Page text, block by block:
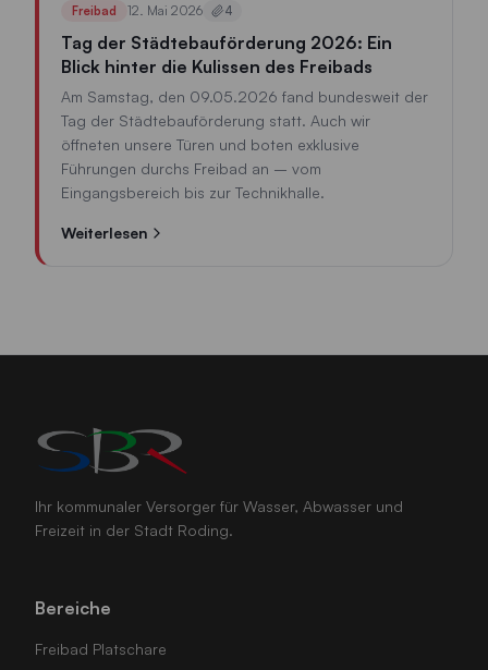
roding.de und mitmachen!
Freibad 12. Mai 2026 4
Tag der Städtebauförderung 2026: Ein
Blick hinter die Kulissen des Freibads
Am Samstag, den 09.05.2026 fand bundesweit der
Tag der Städtebauförderung statt. Auch wir
öffneten unsere Türen und boten exklusive
Führungen durchs Freibad an – vom
Eingangsbereich bis zur Technikhalle.
Weiterlesen
Ihr kommunaler Versorger für Wasser, Abwasser und
Freizeit in der Stadt Roding.
Bereiche
Freibad Platschare